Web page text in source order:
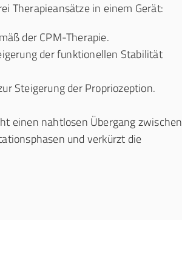
Therapieansätze in einem Gerät:
der CPM-Therapie.
der funktionellen Stabilität
Steigerung der Propriozeption.
einen nahtlosen Übergang zwischen
und verkürzt die